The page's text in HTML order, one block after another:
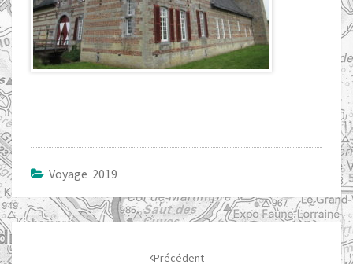
Voyage 2019
Navigation
d'article
Précédent